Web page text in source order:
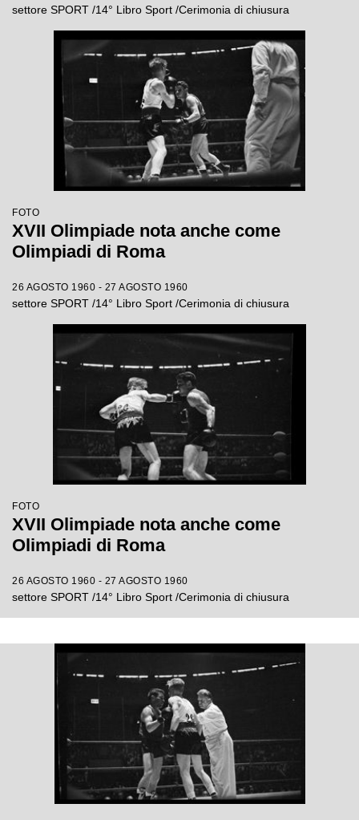
settore SPORT /14° Libro Sport /Cerimonia di chiusura
FOTO
XVII Olimpiade nota anche come
Olimpiadi di Roma
26 AGOSTO 1960 - 27 AGOSTO 1960
settore SPORT /14° Libro Sport /Cerimonia di chiusura
FOTO
XVII Olimpiade nota anche come
Olimpiadi di Roma
26 AGOSTO 1960 - 27 AGOSTO 1960
settore SPORT /14° Libro Sport /Cerimonia di chiusura